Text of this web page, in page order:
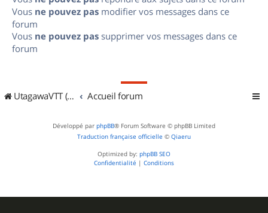
Vous ne pouvez pas modifier vos messages dans ce
forum
Vous ne pouvez pas supprimer vos messages dans ce
forum
UtagawaVTT (Randos VTT et VTTAE avec traces GPS) Accueil forum
Développé par phpBB® Forum Software © phpBB Limited
Traduction française officielle © Qiaeru
Optimized by: phpBB SEO
Confidentialité | Conditions